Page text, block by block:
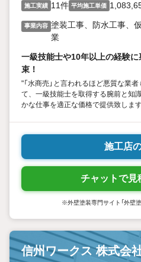
施工実績 11件 平均施工単価
事業内容 塗装工事、防水工事、
業
一級技能士や10年以上の経験
束！
"「水商売」と言われるほど悪質な業
て、一級技能士を取得する腕前と知
かな仕事を適正な価格で提供致しま
施工店
チャットで見
※外壁塗装専門サイト「外壁
信州ワークス 株式会